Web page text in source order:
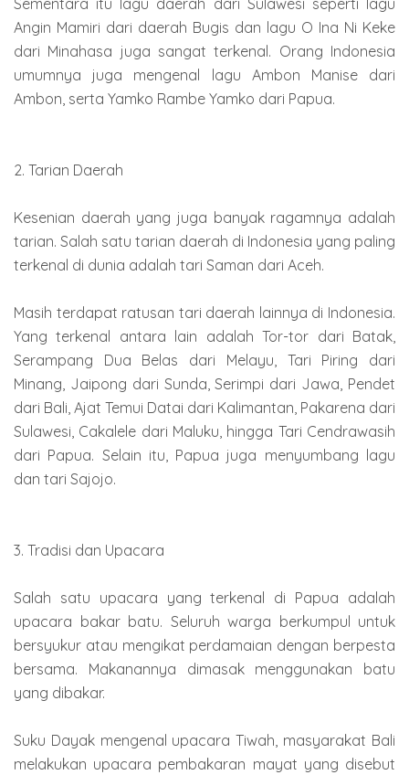
Angin Mamiri dari daerah Bugis dan lagu O Ina Ni Keke
dari Minahasa juga sangat terkenal. Orang Indonesia
umumnya juga mengenal lagu Ambon Manise dari
Ambon, serta Yamko Rambe Yamko dari Papua.
2. Tarian Daerah
Kesenian daerah yang juga banyak ragamnya adalah
tarian. Salah satu tarian daerah di Indonesia yang paling
terkenal di dunia adalah tari Saman dari Aceh.
Masih terdapat ratusan tari daerah lainnya di Indonesia.
Yang terkenal antara lain adalah Tor-tor dari Batak,
Serampang Dua Belas dari Melayu, Tari Piring dari
Minang, Jaipong dari Sunda, Serimpi dari Jawa, Pendet
dari Bali, Ajat Temui Datai dari Kalimantan, Pakarena dari
Sulawesi, Cakalele dari Maluku, hingga Tari Cendrawasih
dari Papua. Selain itu, Papua juga menyumbang lagu
dan tari Sajojo.
3. Tradisi dan Upacara
Salah satu upacara yang terkenal di Papua adalah
upacara bakar batu. Seluruh warga berkumpul untuk
bersyukur atau mengikat perdamaian dengan berpesta
bersama. Makanannya dimasak menggunakan batu
yang dibakar.
Suku Dayak mengenal upacara Tiwah, masyarakat Bali
melakukan upacara pembakaran mayat yang disebut